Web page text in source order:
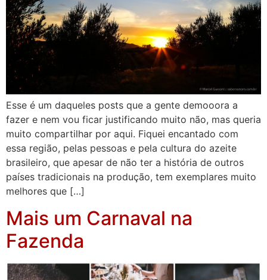
Esse é um daqueles posts que a gente demooora a
fazer e nem vou ficar justificando muito não, mas queria
muito compartilhar por aqui. Fiquei encantado com
essa região, pelas pessoas e pela cultura do azeite
brasileiro, que apesar de não ter a história de outros
países tradicionais na produção, tem exemplares muito
melhores que […]
Mais um Carnaval na
Fazenda